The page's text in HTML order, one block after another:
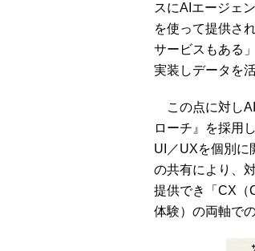
スにAIエージェ
を使って提供さ
サービスもある
実装しデータを
この点に対しAI
ローチ』を採用
UI／UXを個別に
の共有により、
提供でき「CX（
体験）の両軸で